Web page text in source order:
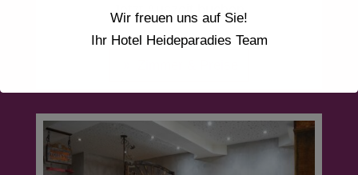
Jetzt Auszeit buchen
Wir freuen uns auf Sie!
Ihr Hotel Heideparadies Team